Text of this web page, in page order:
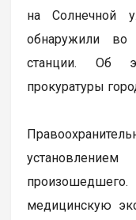
на Солнечной
обнаружили
станции. Об
прокуратуры
медицинскую